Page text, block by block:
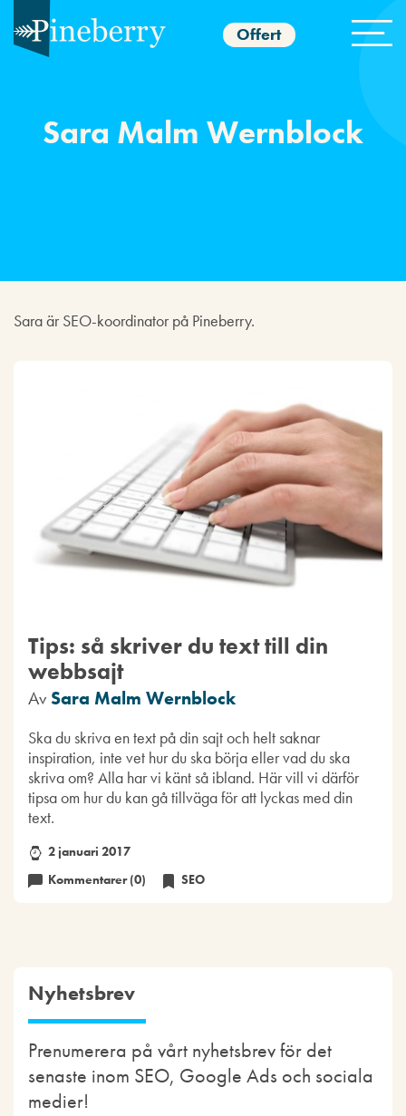
Offert
Sara Malm Wernblock
Sara är SEO-koordinator på Pineberry.
Tips: så skriver du text till din
webbsajt
Av Sara Malm Wernblock
Ska du skriva en text på din sajt och helt saknar
inspiration, inte vet hur du ska börja eller vad du ska
skriva om? Alla har vi känt så ibland. Här vill vi därför
tipsa om hur du kan gå tillväga för att lyckas med din
text.
2 januari 2017
Kommentarer (0)
SEO
Nyhetsbrev
Prenumerera på vårt nyhetsbrev för det
senaste inom SEO, Google Ads och sociala
medier!